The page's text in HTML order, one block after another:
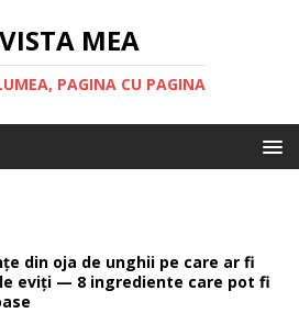
MEA
PAGINA CU PAGINA
din oja de unghii pe care ar fi
eviți — 8 ingrediente care pot fi